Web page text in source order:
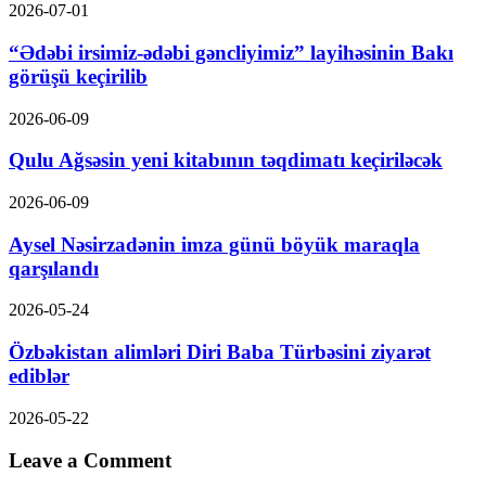
2026-07-01
“Ədəbi irsimiz-ədəbi gəncliyimiz” layihəsinin Bakı
görüşü keçirilib
2026-06-09
Qulu Ağsəsin yeni kitabının təqdimatı keçiriləcək
2026-06-09
Aysel Nəsirzadənin imza günü böyük maraqla
qarşılandı
2026-05-24
Özbəkistan alimləri Diri Baba Türbəsini ziyarət
ediblər
2026-05-22
Leave a Comment